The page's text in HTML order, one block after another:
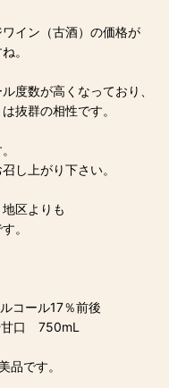
イン（古酒）の価格が
。
度数が高くなっており、
抜群の相性です。
し上がり下さい。
区よりも
。
コール17％前後
甘口 750mL
品です。